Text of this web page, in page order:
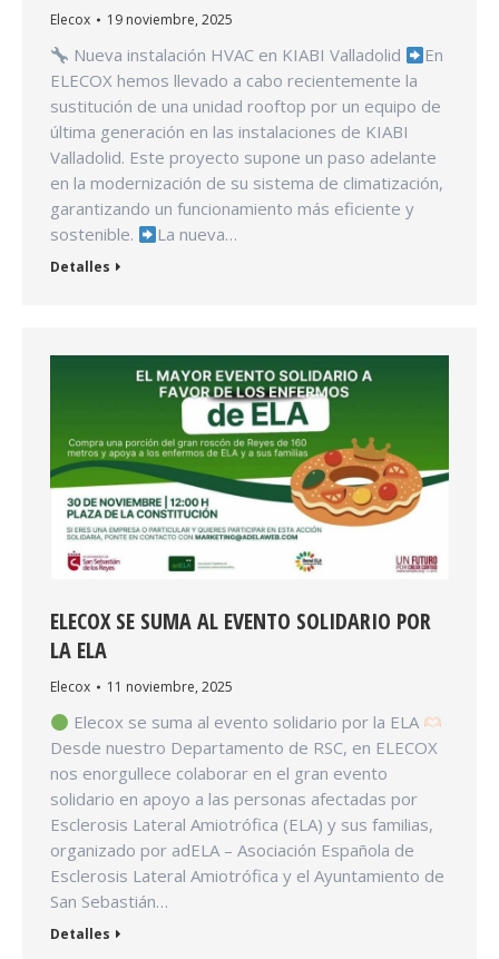
Elecox 19 noviembre, 2025
Nueva instalación HVAC en KIABI Valladolid
En
ELECOX hemos llevado a cabo recientemente la
sustitución de una unidad rooftop por un equipo de
última generación en las instalaciones de KIABI
Valladolid. Este proyecto supone un paso adelante
en la modernización de su sistema de climatización,
garantizando un funcionamiento más eficiente y
sostenible.
La nueva…
Detalles
ELECOX SE SUMA AL EVENTO SOLIDARIO POR
LA ELA
Elecox 11 noviembre, 2025
Elecox se suma al evento solidario por la ELA
Desde nuestro Departamento de RSC, en ELECOX
nos enorgullece colaborar en el gran evento
solidario en apoyo a las personas afectadas por
Esclerosis Lateral Amiotrófica (ELA) y sus familias,
organizado por adELA – Asociación Española de
Esclerosis Lateral Amiotrófica y el Ayuntamiento de
San Sebastián…
Detalles